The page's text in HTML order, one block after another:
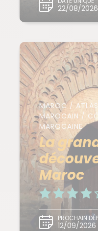
22/08/2026
MAROC /
MAROCAIN /
MAROCAINE
La
Maroc
PROCHAIN
12/09/2026